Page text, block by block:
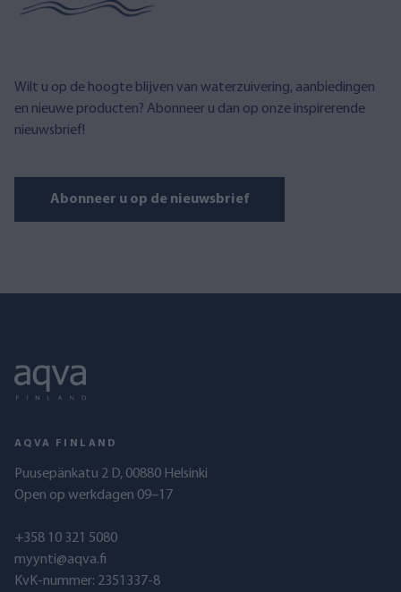
Wilt u op de hoogte blijven van waterzuivering, aanbiedingen
en nieuwe producten? Abonneer u dan op onze inspirerende
nieuwsbrief!
Abonneer u op de nieuwsbrief
AQVA FINLAND
Puusepänkatu 2 D, 00880 Helsinki
Open op werkdagen 09–17
+358 10 321 5080
myynti@aqva.fi
KvK-nummer: 2351337-8